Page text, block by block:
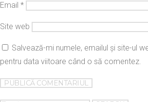
Email *
Site web
Salvează-mi numele, emailul și site-ul
pentru data viitoare când o să comentez.